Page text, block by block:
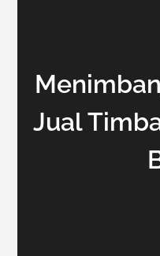
Jual